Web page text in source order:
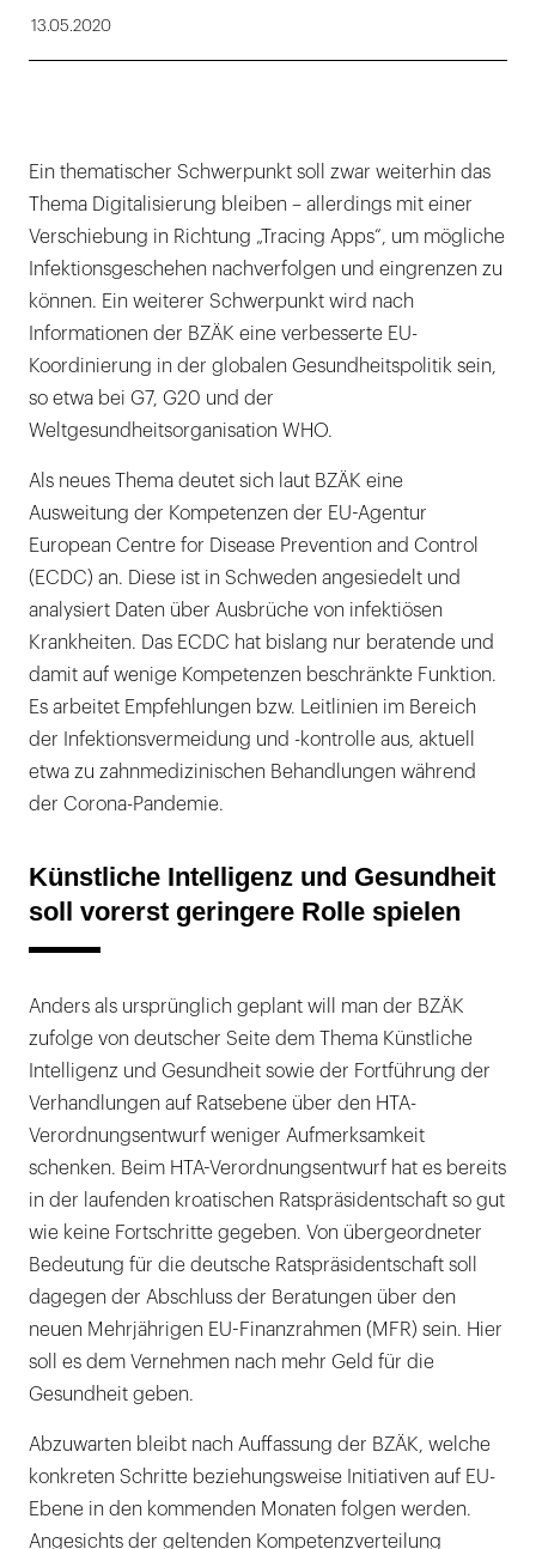
13.05.2020
Ein thematischer Schwerpunkt soll zwar weiterhin das
Thema Digitalisierung bleiben – allerdings mit einer
Verschiebung in Richtung „Tracing Apps“, um mögliche
Infektionsgeschehen nachverfolgen und eingrenzen zu
können. Ein weiterer Schwerpunkt wird nach
Informationen der BZÄK eine verbesserte EU-
Koordinierung in der globalen Gesundheitspolitik sein,
so etwa bei G7, G20 und der
Weltgesundheitsorganisation WHO.
Als neues Thema deutet sich laut BZÄK eine
Ausweitung der Kompetenzen der EU-Agentur
European Centre for Disease Prevention and Control
(ECDC) an. Diese ist in Schweden angesiedelt und
analysiert Daten über Ausbrüche von infektiösen
Krankheiten. Das ECDC hat bislang nur beratende und
damit auf wenige Kompetenzen beschränkte Funktion.
Es arbeitet Empfehlungen bzw. Leitlinien im Bereich
der Infektionsvermeidung und -kontrolle aus, aktuell
etwa zu zahnmedizinischen Behandlungen während
der Corona-Pandemie.
Künstliche Intelligenz und Gesundheit
soll vorerst geringere Rolle spielen
Anders als ursprünglich geplant will man der BZÄK
zufolge von deutscher Seite dem Thema Künstliche
Intelligenz und Gesundheit sowie der Fortführung der
Verhandlungen auf Ratsebene über den HTA-
Verordnungsentwurf weniger Aufmerksamkeit
schenken. Beim HTA-Verordnungsentwurf hat es bereits
in der laufenden kroatischen Ratspräsidentschaft so gut
wie keine Fortschritte gegeben. Von übergeordneter
Bedeutung für die deutsche Ratspräsidentschaft soll
dagegen der Abschluss der Beratungen über den
neuen Mehrjährigen EU-Finanzrahmen (MFR) sein. Hier
soll es dem Vernehmen nach mehr Geld für die
Gesundheit geben.
Abzuwarten bleibt nach Auffassung der BZÄK, welche
konkreten Schritte beziehungsweise Initiativen auf EU-
Ebene in den kommenden Monaten folgen werden.
Angesichts der geltenden Kompetenzverteilung